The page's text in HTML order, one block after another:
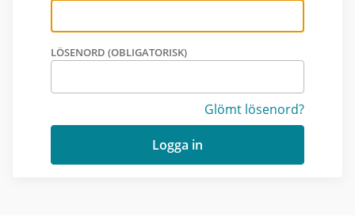
LÖSENORD (OBLIGATORISK)
Glömt lösenord?
Logga in